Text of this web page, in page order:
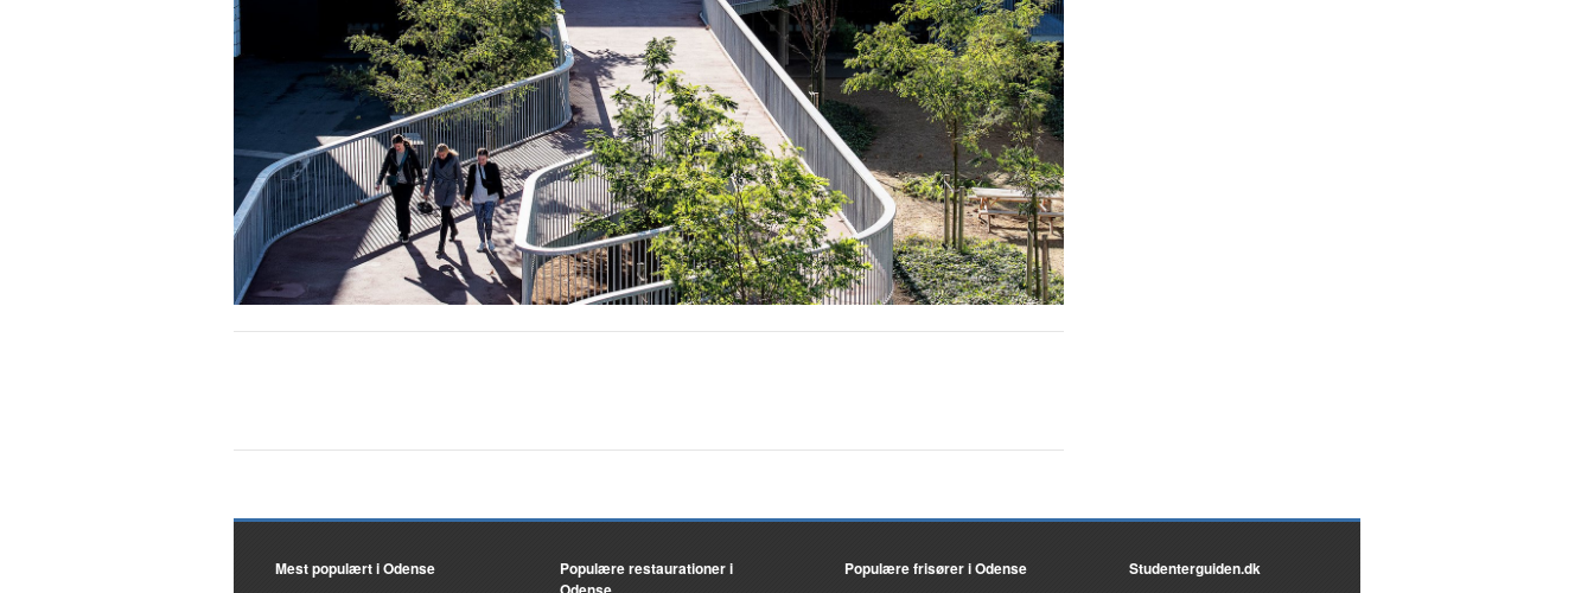
Mest populært i Odense
Populære restaurationer i
Populære frisører i Odense Studenterguiden.dk